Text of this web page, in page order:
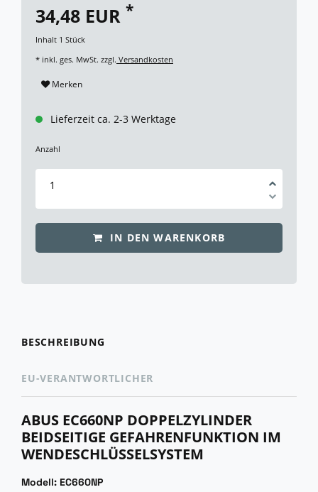
34,48 EUR *
Inhalt 1 Stück
* inkl. ges. MwSt. zzgl. Versandkosten
Merken
Lieferzeit ca. 2-3 Werktage
Anzahl
IN DEN WARENKORB
BESCHREIBUNG
EU-VERANTWORTLICHER
ABUS EC660NP DOPPELZYLINDER
BEIDSEITIGE GEFAHRENFUNKTION IM
WENDESCHLÜSSELSYSTEM
Modell: EC660NP